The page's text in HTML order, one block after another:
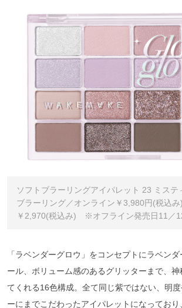
ソフトブラーリングアイパレット 23 ミステ
ブラーリング／オンライン￥3,980円(税込
￥2,970(税込み) ※オフライン発売日11／
「ラベンダーグロウ」をコンセプトにラベン
ール、ボリューム感のあるグリッターまで、
てくれる16色構成。全て同じ紫ではない、明
ーにまでこだわったアイパレットになってお